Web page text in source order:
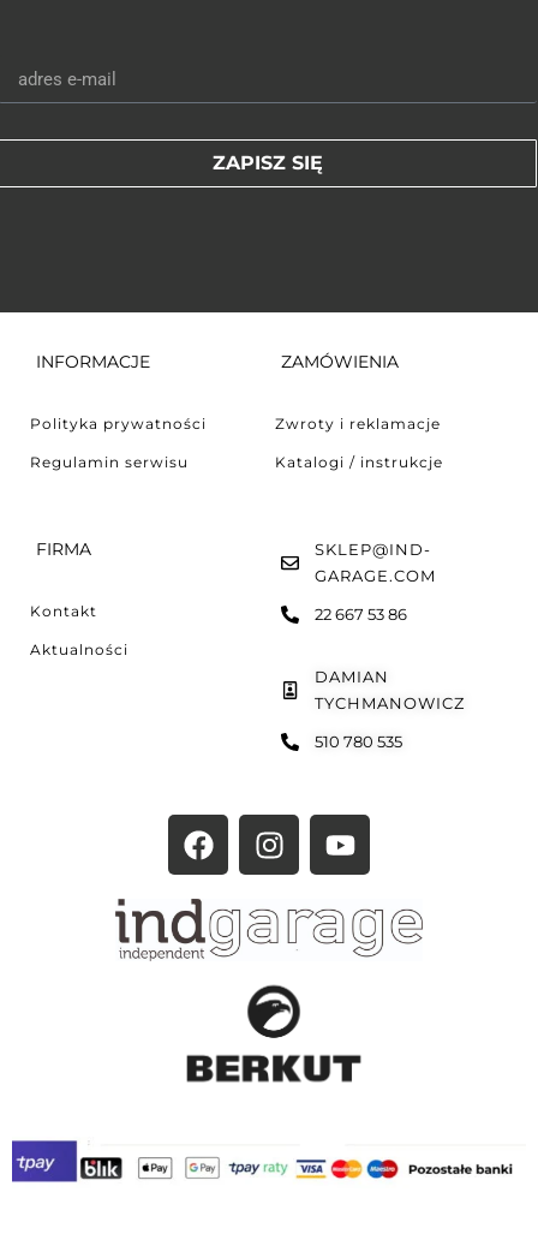
ZAPISZ SIĘ
INFORMACJE
Polityka prywatności
Regulamin serwisu
ZAMÓWIENIA
Zwroty i reklamacje
Katalogi / instrukcje
FIRMA
Kontakt
Aktualności
SKLEP@IND-
GARAGE.COM
22 667 53 86
DAMIAN
TYCHMANOWICZ
510 780 535